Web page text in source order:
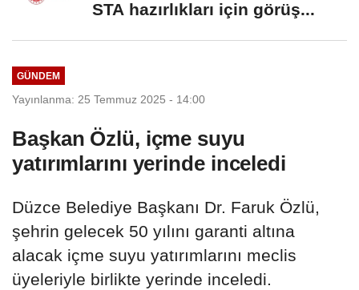
STA hazırlıkları için görüş...
GÜNDEM
Yayınlanma: 25 Temmuz 2025 - 14:00
Başkan Özlü, içme suyu
yatırımlarını yerinde inceledi
Düzce Belediye Başkanı Dr. Faruk Özlü,
şehrin gelecek 50 yılını garanti altına
alacak içme suyu yatırımlarını meclis
üyeleriyle birlikte yerinde inceledi.